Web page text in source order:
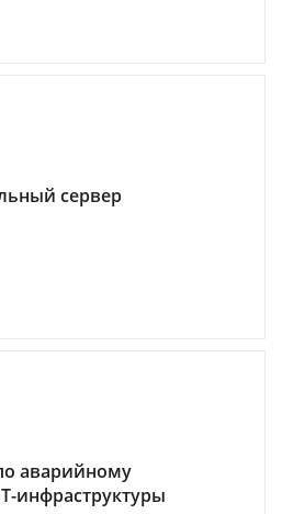
сервер
аварийному
инфраструктуры